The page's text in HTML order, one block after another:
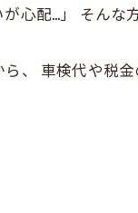
心配…」 そんな
、 車検代や税